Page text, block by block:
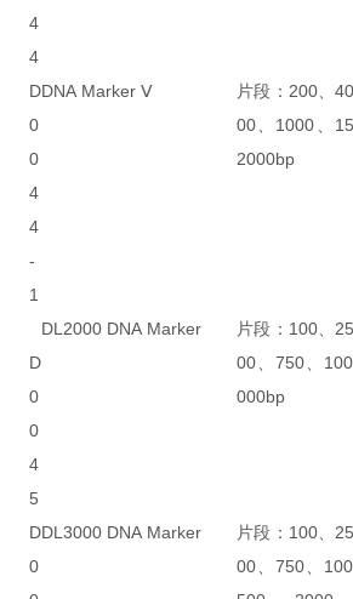
4
4
D
0
0
4
4
-
1
DNA Marker Ⅴ
片段：200、
00、1000、
2000bp
D
0
0
4
5
DL2000 DNA Marker
片段：100、
00、750、
000bp
D
0
DL3000 DNA Marker
片段：100、
00、750、